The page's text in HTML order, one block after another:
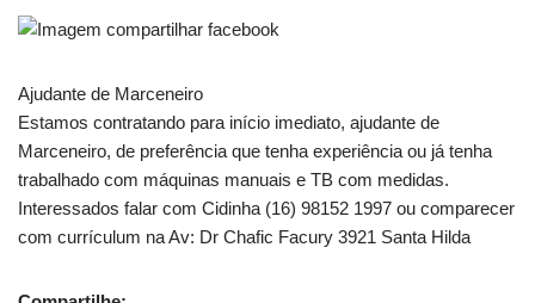
Ajudante de Marceneiro
Estamos contratando para início imediato, ajudante de
Marceneiro, de preferência que tenha experiência ou já tenha
trabalhado com máquinas manuais e TB com medidas.
Interessados falar com Cidinha (16) 98152 1997 ou comparecer
com currículum na Av: Dr Chafic Facury 3921 Santa Hilda